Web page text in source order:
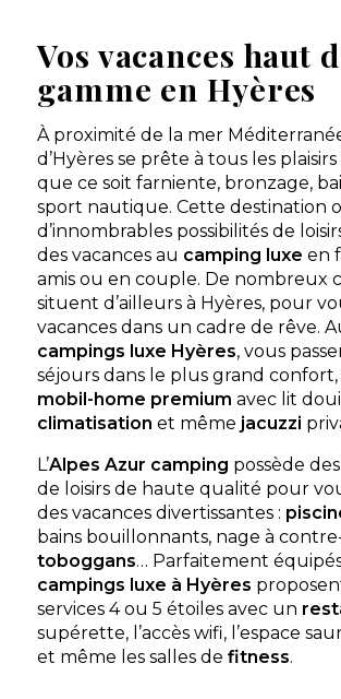
Vos vacances haut
gamme en Hyères
À proximité de la mer
d’Hyères se prête à tous les
que ce soit farniente, bronzage,
sport nautique. Cette destination
d’innombrables possibilités de
des vacances au camping luxe en
amis ou en couple. De nombreux
situent d’ailleurs à Hyères, pour
vacances dans un cadre de rêve.
campings luxe Hyères, vous
séjours dans le plus grand confort,
mobil-home premium avec lit
climatisation et même jacuzzi
L’Alpes Azur camping possède
de loisirs de haute qualité pour
des vacances divertissantes :
bains bouillonnants, nage à
toboggans… Parfaitement
campings luxe à Hyères
services 4 ou 5 étoiles avec un
supérette, l’accès wifi, l’espace
et même les salles defitness.